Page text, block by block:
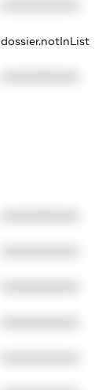
dossier.notInList